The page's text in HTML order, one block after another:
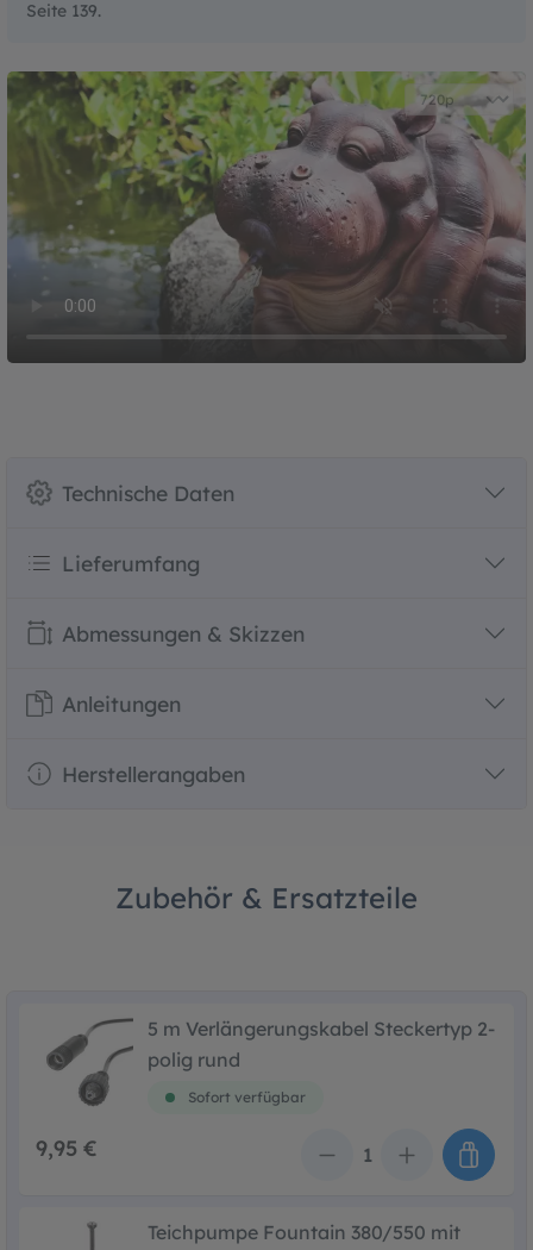
Seite 139.
Technische Daten
Lieferumfang
Abmessungen & Skizzen
Anleitungen
Herstellerangaben
Zubehör & Ersatzteile
5 m Verlängerungskabel Steckertyp 2-
polig rund
Sofort verfügbar
9,95 €
Teichpumpe Fountain 380/550 mit